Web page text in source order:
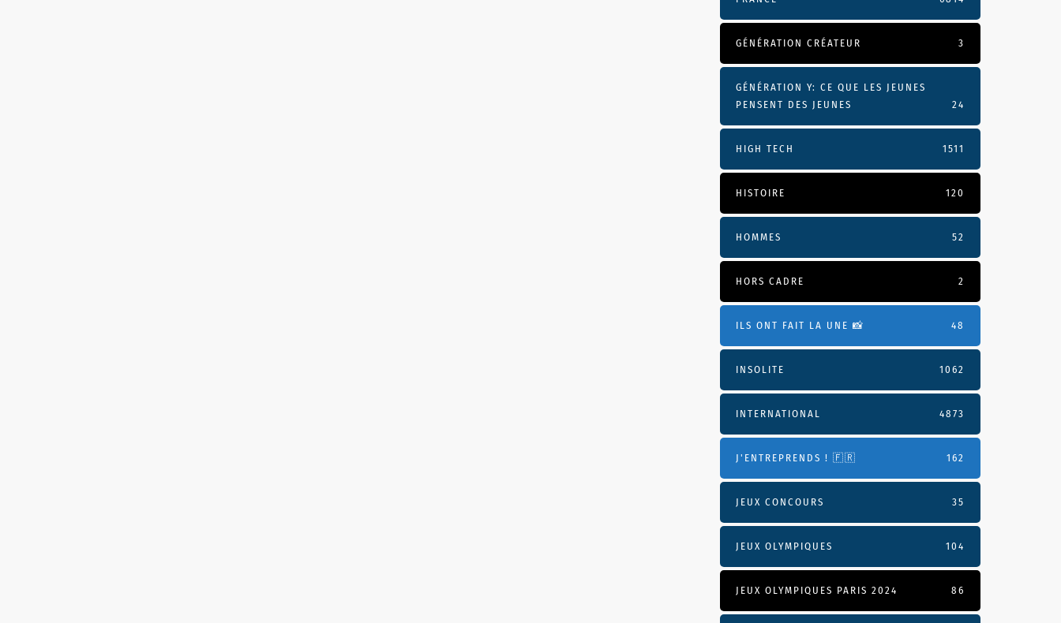
GÉNÉRATION CRÉATEUR 3
GÉNÉRATION Y: CE QUE LES JEUNES
PENSENT DES JEUNES
24
HIGH TECH 1511
HISTOIRE 120
HOMMES 52
HORS CADRE 2
ILS ONT FAIT LA UNE 📸 48
INSOLITE 1062
INTERNATIONAL 4873
J'ENTREPRENDS ! 🇫🇷 162
JEUX CONCOURS 35
JEUX OLYMPIQUES 104
JEUX OLYMPIQUES PARIS 2024 86